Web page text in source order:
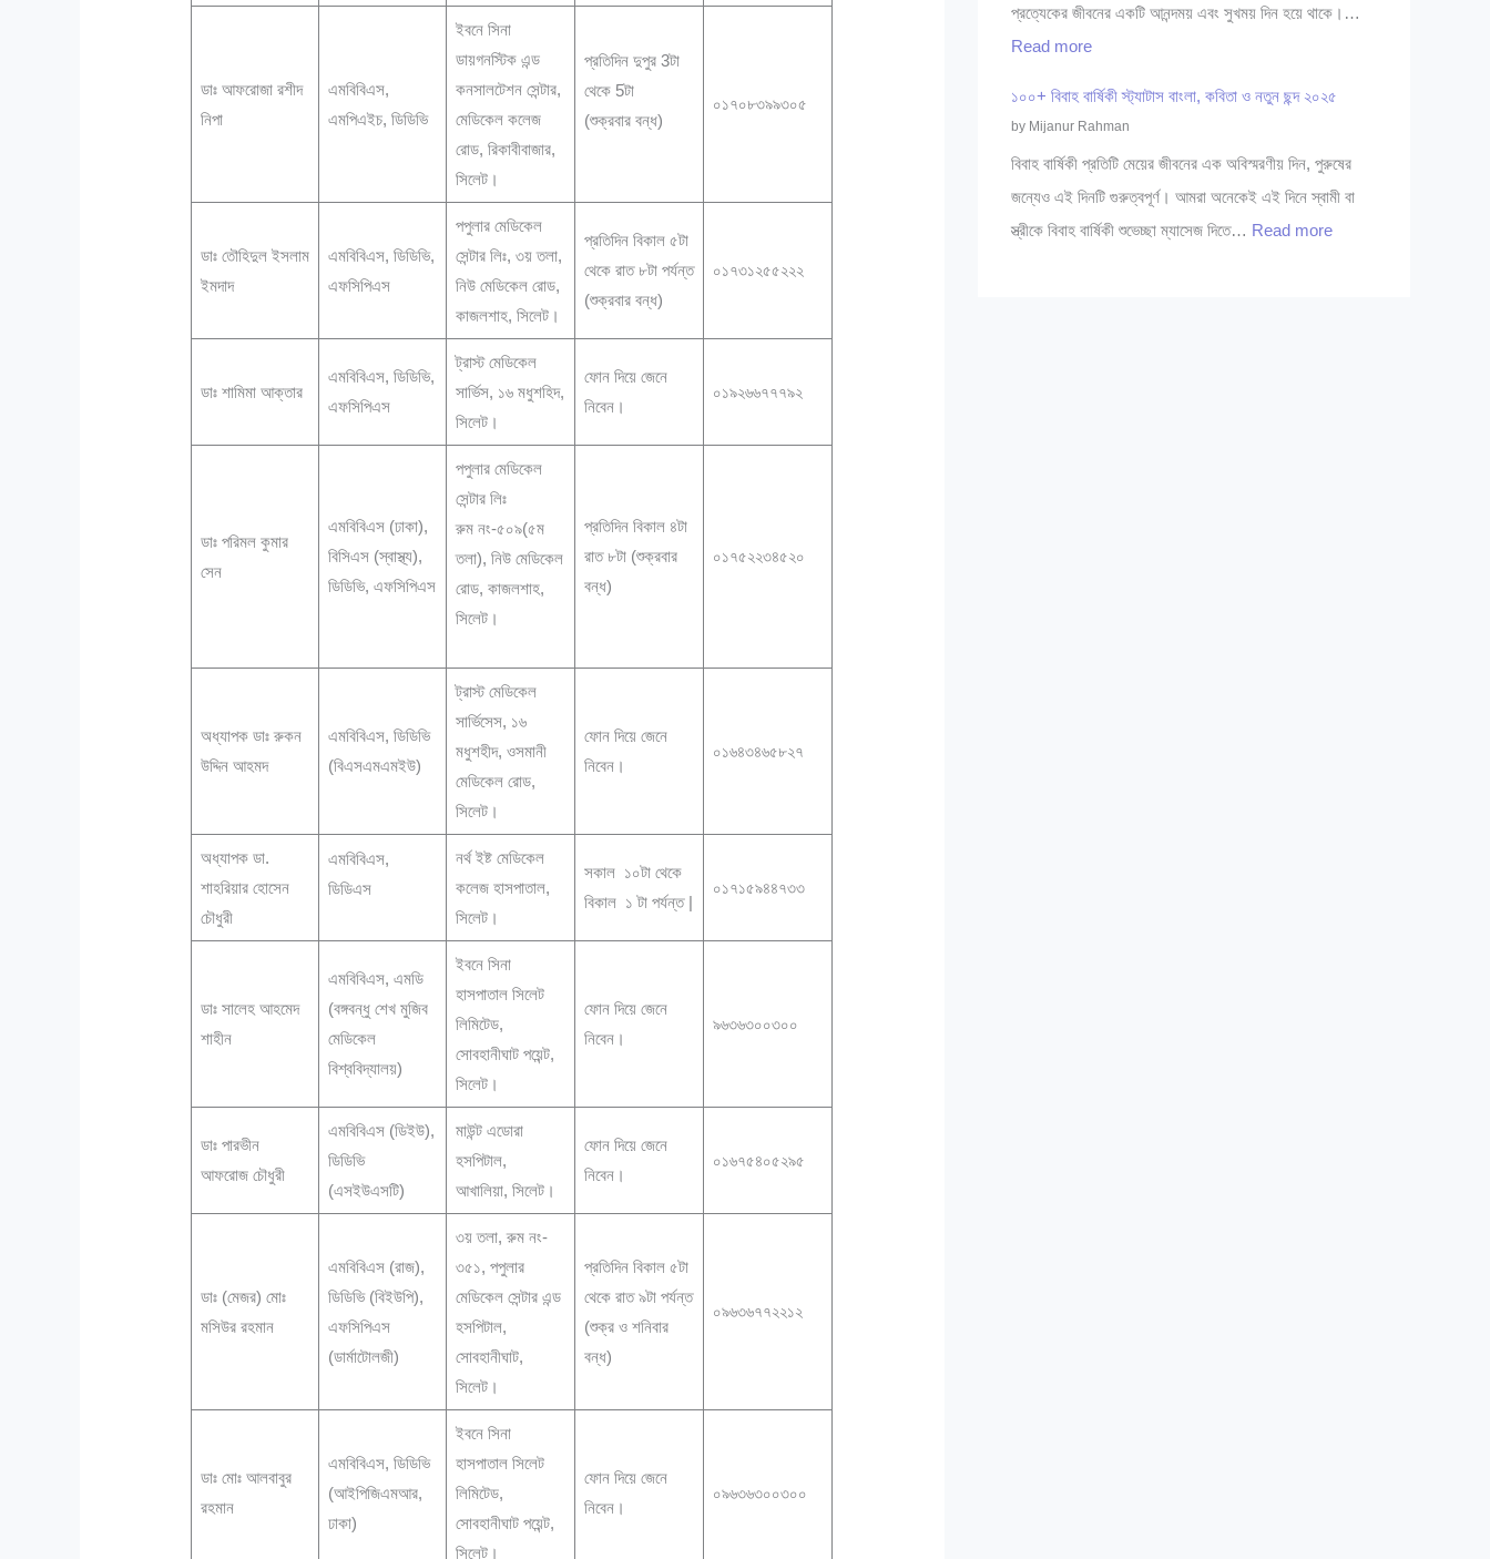
ডাঃ আফরোজা রশীদ
নিপা
এমবিবিএস,
এমপিএইচ, ডিডিভি
ইবনে সিনা
ডায়গনস্টিক এন্ড
কনসালটেশন সেন্টার,
মেডিকেল কলেজ
রোড, রিকাবীবাজার,
সিলেট।
প্রতিদিন দুপুর 3টা
থেকে 5টা
(শুক্রবার বন্ধ)
০১৭০৮৩৯৯৩০৫
ডাঃ তৌহিদুল ইসলাম
ইমদাদ
এমবিবিএস, ডিডিভি,
এফসিপিএস
পপুলার মেডিকেল
সেন্টার লিঃ, ৩য় তলা,
নিউ মেডিকেল রোড,
কাজলশাহ, সিলেট।
প্রতিদিন বিকাল ৫টা
থেকে রাত ৮টা পর্যন্ত
(শুক্রবার বন্ধ)
০১৭৩১২৫৫২২২
ডাঃ শামিমা আক্তার
এমবিবিএস, ডিডিভি,
এফসিপিএস
ট্রাস্ট মেডিকেল
সার্ভিস, ১৬ মধুশহিদ,
সিলেট।
ফোন দিয়ে জেনে
নিবেন।
০১৯২৬৬৭৭৭৯২
ডাঃ পরিমল কুমার
সেন
এমবিবিএস (ঢাকা),
বিসিএস (স্বাস্থ্য),
ডিডিভি, এফসিপিএস
পপুলার মেডিকেল
সেন্টার লিঃ
রুম নং-৫০৯(৫ম
তলা), নিউ মেডিকেল
রোড, কাজলশাহ,
সিলেট।
প্রতিদিন বিকাল ৪টা
রাত ৮টা (শুক্রবার
বন্ধ)
০১৭৫২২৩৪৫২০
অধ্যাপক ডাঃ রুকন
উদ্দিন আহমদ
এমবিবিএস, ডিডিভি
(বিএসএমএমইউ)
ট্রাস্ট মেডিকেল
সার্ভিসেস, ১৬
মধুশহীদ, ওসমানী
মেডিকেল রোড,
সিলেট।
ফোন দিয়ে জেনে
নিবেন।
০১৬৪৩৪৬৫৮২৭
অধ্যাপক ডা.
শাহরিয়ার হোসেন
চৌধুরী
এমবিবিএস,
ডিডিএস
নর্থ ইষ্ট মেডিকেল
কলেজ হাসপাতাল,
সিলেট।
সকাল ১০টা থেকে
বিকাল ১ টা পর্যন্ত |
০১৭১৫৯৪৪৭৩৩
ডাঃ সালেহ আহমেদ
শাহীন
এমবিবিএস, এমডি
(বঙ্গবন্ধু শেখ মুজিব
মেডিকেল
বিশ্ববিদ্যালয়)
ইবনে সিনা
হাসপাতাল সিলেট
লিমিটেড,
সোবহানীঘাট পয়েন্ট,
সিলেট।
ফোন দিয়ে জেনে
নিবেন।
৯৬৩৬৩০০৩০০
ডাঃ পারভীন
আফরোজ চৌধুরী
এমবিবিএস (ডিইউ),
ডিডিভি
(এসইউএসটি)
মাউন্ট এডোরা
হসপিটাল,
আখালিয়া, সিলেট।
ফোন দিয়ে জেনে
নিবেন।
০১৬৭৫৪০৫২৯৫
ডাঃ (মেজর) মোঃ
মসিউর রহমান
এমবিবিএস (রাজ),
ডিডিভি (বিইউপি),
এফসিপিএস
(ডার্মাটোলজী)
৩য় তলা, রুম নং-
৩৫১, পপুলার
মেডিকেল সেন্টার এন্ড
হসপিটাল,
সোবহানীঘাট,
সিলেট।
প্রতিদিন বিকাল ৫টা
থেকে রাত ৯টা পর্যন্ত
(শুক্র ও শনিবার
বন্ধ)
০৯৬৩৬৭৭২২১২
ডাঃ মোঃ আলবাবুর
রহমান
এমবিবিএস, ডিডিভি
(আইপিজিএমআর,
ঢাকা)
ইবনে সিনা
হাসপাতাল সিলেট
লিমিটেড,
সোবহানীঘাট পয়েন্ট,
সিলেট।
ফোন দিয়ে জেনে
নিবেন।
০৯৬৩৬৩০০৩০০
লে
২
৫
তা
কা
সি
লে
প্রত্যেকের জীবনের একটি আনন্দময় এবং সুখময় দিন হয়ে থাকে।…
Read more:
কে
১০০+ বিবাহ বার্ষিকী স্ট্যাটাস বাংলা, কবিতা ও নতুন ছন্দ ২০২৫
by Mijanur Rahman
বিবাহ বার্ষিকী প্রতিটি মেয়ের জীবনের এক অবিস্মরণীয় দিন, পুরুষের
জন্যেও এই দিনটি গুরুত্বপূর্ণ। আমরা অনেকেই এই দিনে স্বামী বা
স্ত্রীকে বিবাহ বার্ষিকী শুভেচ্ছা ম্যাসেজ দিতে… Read more: